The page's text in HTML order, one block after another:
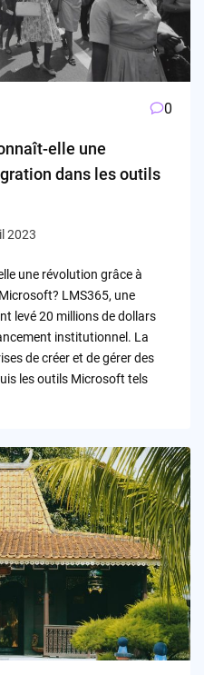
0
elle une
dans les outils
2023
une révolution grâce à
LMS365, une
levé 20 millions de dollars
institutionnel. La
de créer et de gérer des
les outils Microsoft tels